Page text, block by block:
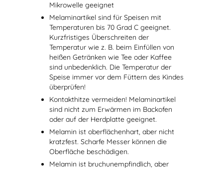
Mikrowelle geeignet
Melaminartikel sind für Speisen mit
Temperaturen bis 70 Grad C geeignet.
Kurzfristiges Überschreiten der
Temperatur wie z. B. beim Einfüllen von
heißen Getränken wie Tee oder Kaffee
sind unbedenklich. Die Temperatur der
Speise immer vor dem Füttern des Kindes
überprüfen!
Kontakthitze vermeiden! Melaminartikel
sind nicht zum Erwärmen im Backofen
oder auf der Herdplatte geeignet.
Melamin ist oberflächenhart, aber nicht
kratzfest. Scharfe Messer können die
Oberfläche beschädigen.
Melamin ist bruchunempfindlich, aber